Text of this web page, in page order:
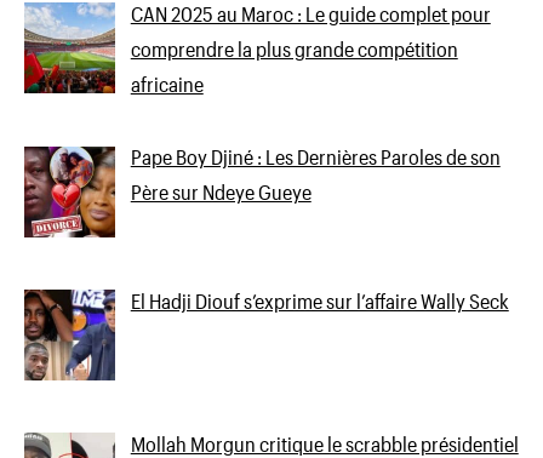
CAN 2025 au Maroc : Le guide complet pour
comprendre la plus grande compétition
africaine
Pape Boy Djiné : Les Dernières Paroles de son
Père sur Ndeye Gueye
El Hadji Diouf s’exprime sur l’affaire Wally Seck
Mollah Morgun critique le scrabble présidentiel